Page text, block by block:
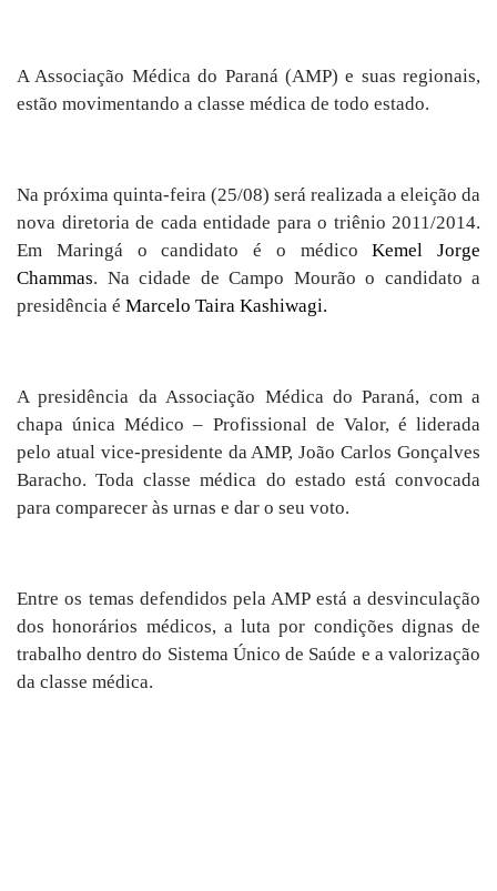
A Associação Médica do Paraná (AMP) e suas regionais,
estão movimentando a classe médica de todo estado.
Na próxima quinta-feira (25/08) será realizada a eleição da
nova diretoria de cada entidade para o triênio 2011/2014.
Em Maringá o candidato é o médicoKemel Jorge
Chammas. Na cidade de Campo Mourão o candidato a
presidência é Marcelo Taira Kashiwagi.
A presidência da Associação Médica do Paraná, com a
chapa única Médico – Profissional de Valor, é liderada
pelo atual vice-presidente da AMP,João Carlos Gonçalves
Baracho.Toda classe médica do estado está convocada
para comparecer às urnas e dar o seu voto.
Entre os temas defendidos pela AMP está a desvinculação
dos honorários médicos, a luta por condições dignas de
trabalho dentro do Sistema Único de Saúde e a valorização
da classe médica.